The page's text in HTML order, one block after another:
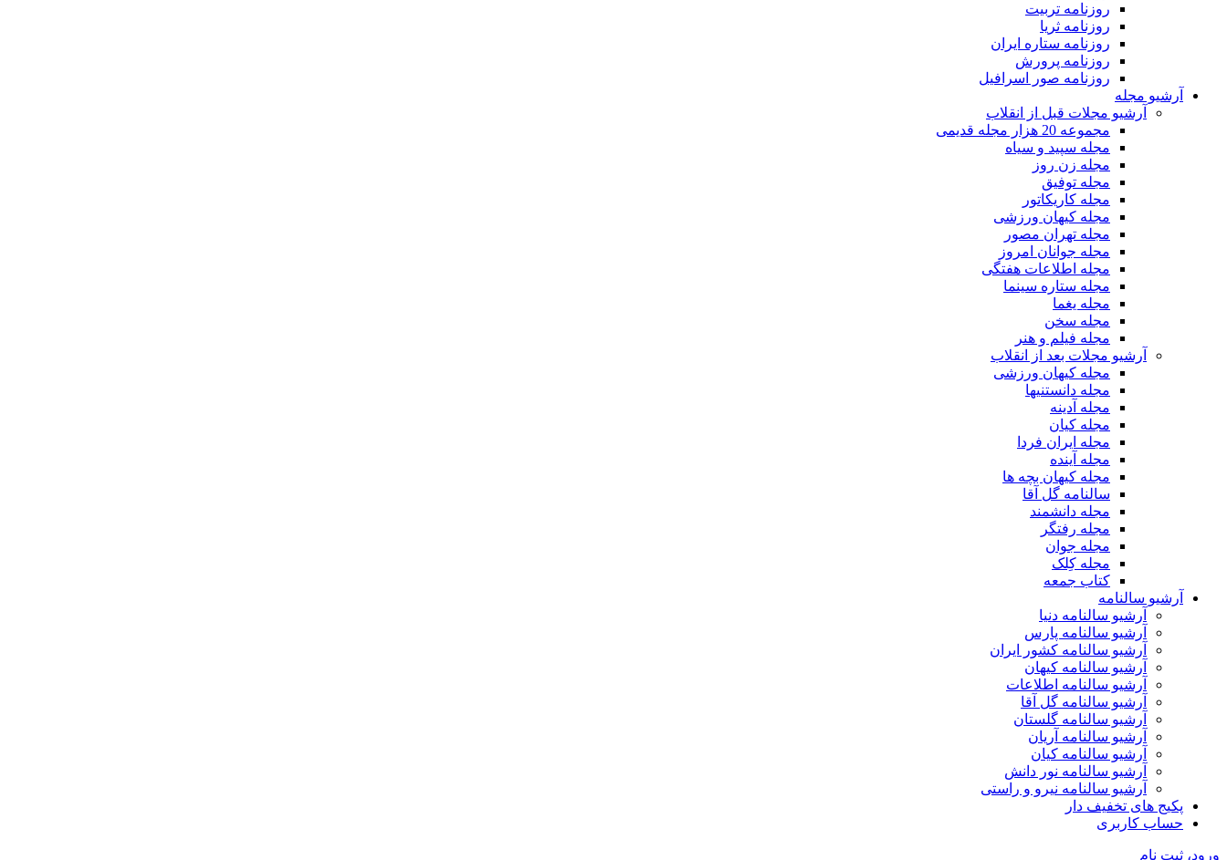
روزنامه تربیت
روزنامه ثریا
روزنامه ستاره ایران
روزنامه پرورش
روزنامه صور اسرافیل
آرشیو مجله
آرشیو مجلات قبل از انقلاب
مجموعه 20 هزار مجله قدیمی
مجله سپید و سیاه
مجله زن روز
مجله توفیق
مجله کاریکاتور
مجله کیهان ورزشی
مجله تهران مصور
مجله جوانان امروز
مجله اطلاعات هفتگی
مجله ستاره سینما
مجله یغما
مجله سخن
مجله فیلم و هنر
آرشیو مجلات بعد از انقلاب
مجله کیهان ورزشی
مجله دانستنیها
مجله آدینه
مجله کیان
مجله ایران فردا
مجله آینده
مجله کیهان بچه ها
سالنامه گل آقا
مجله دانشمند
مجله رفتگر
مجله جوان
مجله کِلک
کتاب جمعه
آرشیو سالنامه
آرشیو سالنامه دنیا
آرشیو سالنامه پارس
آرشیو سالنامه کشور ایران
آرشیو سالنامه کیهان
آرشیو سالنامه اطلاعات
آرشیو سالنامه گل آقا
آرشیو سالنامه گلستان
آرشیو سالنامه آریان
آرشیو سالنامه کیان
آرشیو سالنامه نور دانش
آرشیو سالنامه نیرو و راستی
پکیج های تخفیف دار
حساب کاربری
ورود، ثبت نام